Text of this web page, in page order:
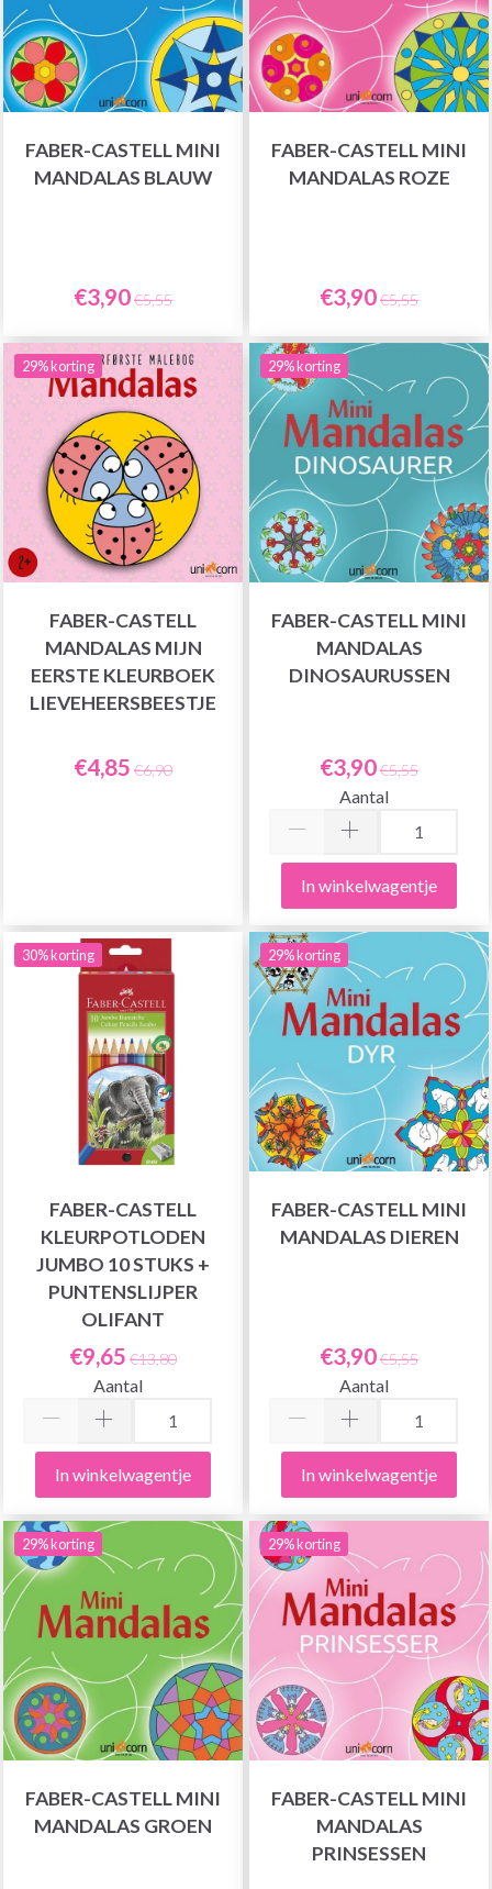
FABER-CASTELL MINI
MANDALAS BLAUW
€3,90€5,55
FABER-CASTELL MINI
MANDALAS ROZE
€3,90€5,55
29% korting
FABER-CASTELL
MANDALAS MIJN
EERSTE KLEURBOEK
LIEVEHEERSBEESTJE
€4,85 €6,90
29% korting
FABER-CASTELL MINI
MANDALAS
DINOSAURUSSEN
€3,90€5,55
Aantal
In winkelwagentje
30% korting
FABER-CASTELL
KLEURPOTLODEN
JUMBO 10 STUKS +
PUNTENSLIJPER
OLIFANT
€9,65 €13,80
Aantal
In winkelwagentje
29% korting
FABER-CASTELL MINI
MANDALAS DIEREN
€3,90€5,55
Aantal
In winkelwagentje
29% korting
FABER-CASTELL MINI
MANDALAS GROEN
29% korting
FABER-CASTELL MINI
MANDALAS
PRINSESSEN